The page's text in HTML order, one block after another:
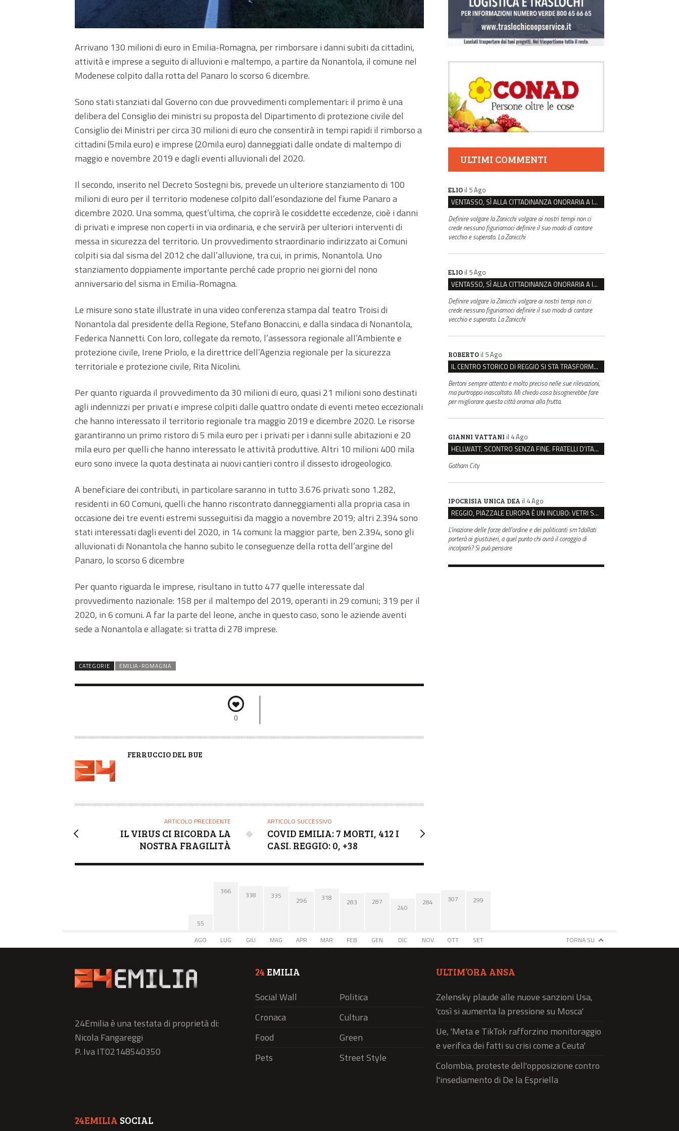
Arrivano 130 milioni di euro in Emilia-Romagna, per rimborsare i danni subiti da cittadini,
attività e imprese a seguito di alluvioni e maltempo, a partire da Nonantola, il comune nel
Modenese colpito dalla rotta del Panaro lo scorso 6 dicembre.
Sono stati stanziati dal Governo con due provvedimenti complementari: il primo è una
delibera del Consiglio dei ministri su proposta del Dipartimento di protezione civile del
Consiglio dei Ministri per circa 30 milioni di euro che consentirà in tempi rapidi il rimborso a
cittadini (5mila euro) e imprese (20mila euro) danneggiati dalle ondate di maltempo di
maggio e novembre 2019 e dagli eventi alluvionali del 2020.
Il secondo, inserito nel Decreto Sostegni bis, prevede un ulteriore stanziamento di 100
milioni di euro per il territorio modenese colpito dall’esondazione del fiume Panaro a
dicembre 2020. Una somma, quest’ultima, che coprirà le cosiddette eccedenze, cioè i danni
di privati e imprese non coperti in via ordinaria, e che servirà per ulteriori interventi di
messa in sicurezza del territorio. Un provvedimento straordinario indirizzato ai Comuni
colpiti sia dal sisma del 2012 che dall’alluvione, tra cui, in primis, Nonantola. Uno
stanziamento doppiamente importante perché cade proprio nei giorni del nono
anniversario del sisma in Emilia-Romagna.
Le misure sono state illustrate in una video conferenza stampa dal teatro Troisi di
Nonantola dal presidente della Regione, Stefano Bonaccini, e dalla sindaca di Nonantola,
Federica Nannetti. Con loro, collegate da remoto, l’assessora regionale all’Ambiente e
protezione civile, Irene Priolo, e la direttrice dell’Agenzia regionale per la sicurezza
territoriale e protezione civile, Rita Nicolini.
Per quanto riguarda il provvedimento da 30 milioni di euro, quasi 21 milioni sono destinati
agli indennizzi per privati e imprese colpiti dalle quattro ondate di eventi meteo eccezionali
che hanno interessato il territorio regionale tra maggio 2019 e dicembre 2020. Le risorse
garantiranno un primo ristoro di 5 mila euro per i privati per i danni sulle abitazioni e 20
mila euro per quelli che hanno interessato le attività produttive. Altri 10 milioni 400 mila
euro sono invece la quota destinata ai nuovi cantieri contro il dissesto idrogeologico.
A beneficiare dei contributi, in particolare saranno in tutto 3.676 privati: sono 1.282,
residenti in 60 Comuni, quelli che hanno riscontrato danneggiamenti alla propria casa in
occasione dei tre eventi estremi susseguitisi da maggio a novembre 2019; altri 2.394 sono
stati interessati dagli eventi del 2020, in 14 comuni: la maggior parte, ben 2.394, sono gli
alluvionati di Nonantola che hanno subito le conseguenze della rotta dell’argine del
Panaro, lo scorso 6 dicembre
Per quanto riguarda le imprese, risultano in tutto 477 quelle interessate dal
provvedimento nazionale: 158 per il maltempo del 2019, operanti in 29 comuni; 319 per il
2020, in 6 comuni. A far la parte del leone, anche in questo caso, sono le aziende aventi
sede a Nonantola e allagate: si tratta di 278 imprese.
CATEGORIE EMILIA-ROMAGNA
0
A
R
FERRUCCIO DEL BUE
ARTICOLO PRECEDENTE
IL VIRUS CI RICORDA LA
NOSTRA FRAGILITÀ
ARTICOLO SUCCESSIVO
COVID EMILIA: 7 MORTI, 412 I
CASI. REGGIO: 0, +38
ULTIMI COMMENTI
ELIO il 5 Ago
VENTASSO, SÌ ALLA CITTADINANZA ONORARIA A IVA ZANICCHI. MA BARGIACCHI: “È DI PESSIMO GUSTO”
Definire volgare la Zanicchi volgare ai nostri tempi non ci
crede nessuno figuriamoci definire il suo modo di cantare
vecchio e superato. La Zanicchi
ELIO il 5 Ago
VENTASSO, SÌ ALLA CITTADINANZA ONORARIA A IVA ZANICCHI. MA BARGIACCHI: “È DI PESSIMO GUSTO”
Definire volgare la Zanicchi volgare ai nostri tempi non ci
crede nessuno figuriamoci definire il suo modo di cantare
vecchio e superato. La Zanicchi
ROBERTO il 5 Ago
IL CENTRO STORICO DI REGGIO SI STA TRASFORMANDO, E NON IN MEGLIO
Bertoni sempre attento e molto preciso nelle sue rilevazioni,
ma purtroppo inascoltato. Mi chiedo cosa bisognerebbe fare
per migliorare questa città oramai alla frutta.
GIANNI VATTANI il 4 Ago
HELLWATT, SCONTRO SENZA FINE. FRATELLI D’ITALIA: “MILANI PORTA DOCUMENTI, DE FRANCO INSULTI”
Gotham City
IPOCRISIA UNICA DEA il 4 Ago
REGGIO, PIAZZALE EUROPA È UN INCUBO: VETRI SPACCATI E FURTI SULLE AUTO IN SOSTA
L'inazione delle forze dell'ordine e dei politicanti sm1dollati
porterà ai giustizieri, a quel punto chi avrà il coraggio di
incolparli? Si può pensare
55
AGO
366
LUG
338
GIU
335
MAG
296
APR
318
MAR
283
FEB
287
GEN
240
DIC
284
NOV
307
OTT
299
SET TORNA SU
24Emilia è una testata di proprietà di:
Nicola Fangareggi
P. Iva IT02148540350
24 EMILIA
Social Wall
Politica
Cronaca
Cultura
Food
Green
Pets
Street Style
ULTIM’ORA ANSA
Zelensky plaude alle nuove sanzioni Usa,
'così si aumenta la pressione su Mosca'
Ue, 'Meta e TikTok rafforzino monitoraggio
e verifica dei fatti su crisi come a Ceuta'
Colombia, proteste dell'opposizione contro
l'insediamento di De la Espriella
24EMILIA SOCIAL